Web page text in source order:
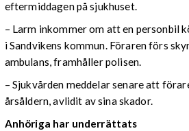
eftermiddagen på sjukhuset.
– Larm inkommer om att en personbil
i Sandvikens kommun. Föraren förs
ambulans, framhåller polisen.
– Sjukvården meddelar senare att
årsåldern, avlidit av sina skador.
Anhöriga har underrättats